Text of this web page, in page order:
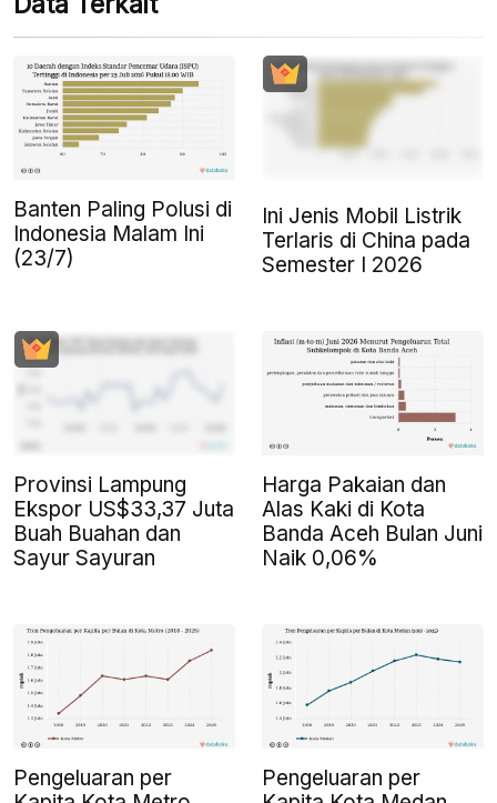
Banten Paling Polusi di
Indonesia Malam Ini
(23/7)
Ini Jenis Mobil Listrik
Terlaris di China pada
Semester I 2026
Provinsi Lampung
Ekspor US$33,37 Juta
Buah Buahan dan
Sayur Sayuran
Harga Pakaian dan
Alas Kaki di Kota
Banda Aceh Bulan Juni
Naik 0,06%
Pengeluaran per
Pengeluaran per